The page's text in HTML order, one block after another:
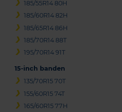
185/55R14 80H
185/60R14 82H
185/65R14 86H
185/70R14 88T
195/70R14 91T
15-inch banden
135/70R15 70T
155/60R15 74T
165/60R15 77H